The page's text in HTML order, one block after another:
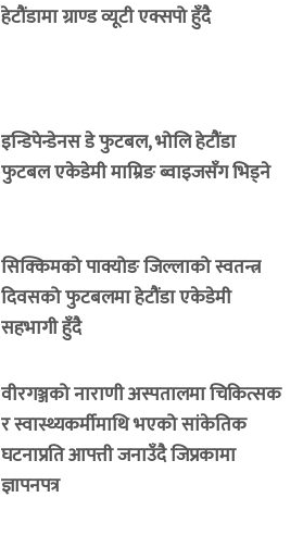
हेटौंडामा ग्राण्ड व्यूटी एक्सपो हुँदै
इन्डिपेन्डेनस डे फुटबल, भोलि हेटौंडा
फुटबल एकेडेमी माम्रिङ ब्वाइजसँग भिड्ने
सिक्किमको पाक्योङ जिल्लाको स्वतन्त्र
दिवसको फुटबलमा हेटौंडा एकेडेमी
सहभागी हुँदै
वीरगञ्जको नाराणी अस्पतालमा चिकित्सक
र स्वास्थ्यकर्मीमाथि भएको सांकेतिक
घटनाप्रति आपत्ती जनाउँदै जिप्रकामा
ज्ञापनपत्र